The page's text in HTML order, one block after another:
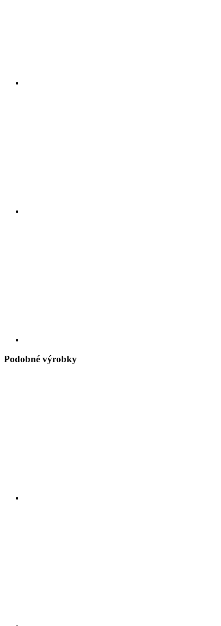
Podobné výrobky